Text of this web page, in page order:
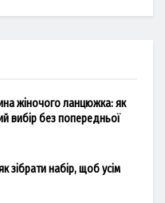
жіночого ланцюжка: як
вибір без попередньої
зібрати набір, щоб усім